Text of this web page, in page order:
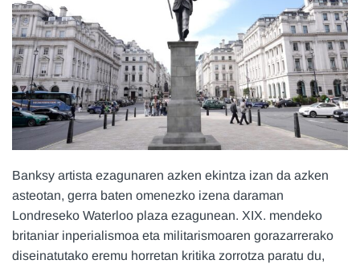
Banksy artista ezagunaren azken ekintza izan da azken
asteotan, gerra baten omenezko izena daraman
Londreseko Waterloo plaza ezagunean. XIX. mendeko
britaniar inperialismoa eta militarismoaren gorazarrerako
diseinatutako eremu horretan kritika zorrotza paratu du,